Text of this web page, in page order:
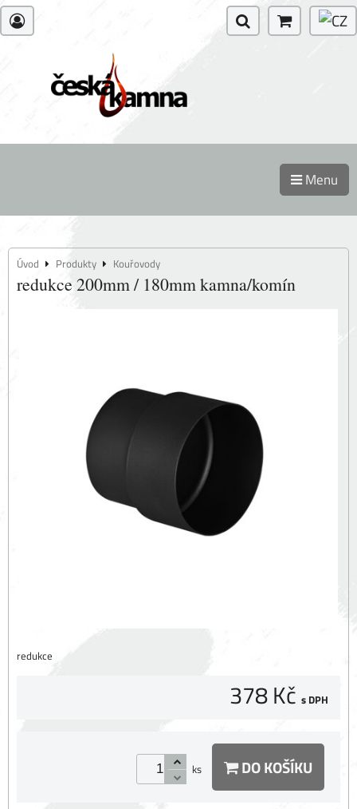
Menu
Úvod Produkty Kouřovody
redukce 200mm / 180mm kamna/komín
redukce
378 Kč s DPH
ks DO KOŠÍKU